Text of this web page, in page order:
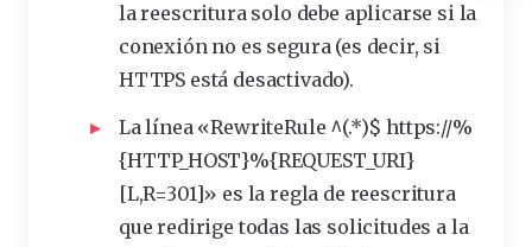
la reescritura solo debe aplicarse si la
conexión no es segura (es decir, si
HTTPS está desactivado).
La línea «RewriteRule ^(.*)$ https://%
{HTTP_HOST}%{REQUEST_URI}
[L,R=301]» es la regla de reescritura
que redirige todas las solicitudes a la